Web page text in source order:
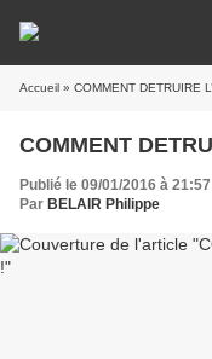
Accueil » COMMENT DETRUIRE
COMMENT
Publié le 09/01/2016 à 21:57
Par BELAIR Philippe